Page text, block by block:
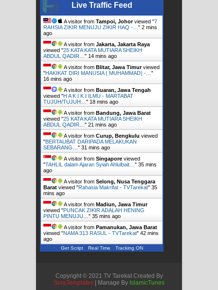
Live Traffic Feed
A visitor from Tampoi, Johorviewed "7
RAHSIA ZIKIR MENUJU ZIKIR HAQ -… " 2 mins
ago
A visitor from Jakarta, Jakarta Raya
viewed "25 KATA KATA MUTIARA SHEIKH
ABDUL QADIR… " 14 mins ago
A visitor from Blitar, Jawa Timurviewed
"HAKIKAT DIRI MANUSIA ( MUHAMMAD) -… "
16 mins ago
A visitor from Buaran, Jawa Tengah
viewed "H A K I K I ILMU - MARTABAT
TUJUH/TUJUH… " 18 mins ago
A visitor from Bandung, Jawa Barat
viewed "25 KATA KATA MUTIARA SHEIKH
ABDUL QADIR… " 21 mins ago
A visitor from Curup, Bengkulu viewed
"BERTAUBAT DARIPADA MELAKUKAN
SEBARANG… " 31 mins ago
A visitor from Singapore viewed
"TAHLIL dalam Ajaran Syiah Ahlulbait… " 35 mins
ago
A visitor from Selong, Nusa Tenggara
Barat viewed "Rahasia Makrifat - TVTarekat" 35
mins ago
A visitor from Madiun, Jawa Timur
viewed "PUNCAK ZIKIR ADALAH HENING
PINTU MENUJU… " 35 mins ago
A visitor from Pamanukan, Jawa Barat
viewed "NAMA 313 RASUL - TVTarekat" 42 mins
ago
Get Script Real Time Tracking ON
Copyright © 2021 TV Tarekat Created By
SoraTemplates | Manage By IslamicTunes